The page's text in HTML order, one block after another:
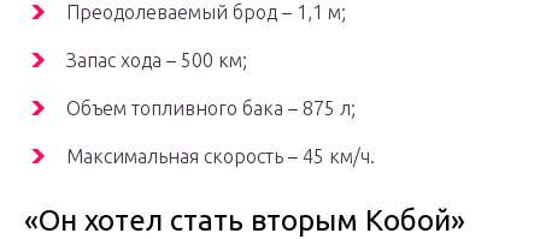
Преодолеваемый брод – 1,1 м;
Запас хода – 500 км;
Объем топливного бака – 875 л;
Максимальная скорость – 45 км/ч.
«Он хотел стать вторым Кобой»